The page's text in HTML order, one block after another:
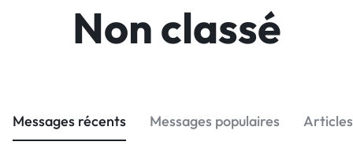
Non classé
Messages récents Messages populaires